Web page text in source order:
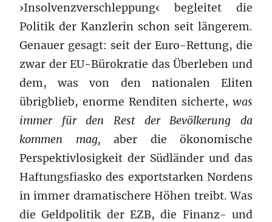
›Insolvenzverschleppung‹ begleitet die
Politik der Kanzlerin schon seit längerem.
Genauer gesagt: seit der Euro-Rettung, die
zwar der EU-Bürokratie das Überleben und
dem, was von den nationalen Eliten
übrigblieb, enorme Renditen sicherte, was
immer für den Rest der Bevölkerung da
kommen mag, aber die ökonomische
Perspektivlosigkeit der Südländer und das
Haftungsfiasko des exportstarken Nordens
in immer dramatischere Höhen treibt. Was
die Geldpolitik der EZB, die Finanz- und